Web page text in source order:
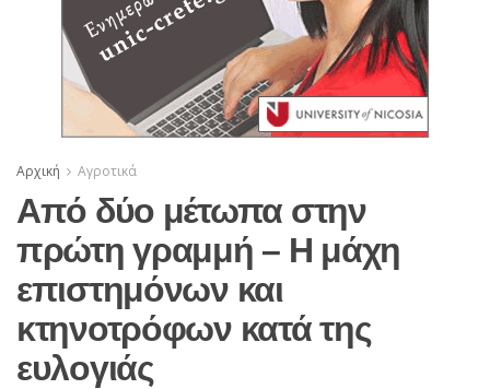
Αρχική Αγροτικά
Από δύο μέτωπα στην
πρώτη γραμμή – Η μάχη
επιστημόνων και
κτηνοτρόφων κατά της
ευλογιάς